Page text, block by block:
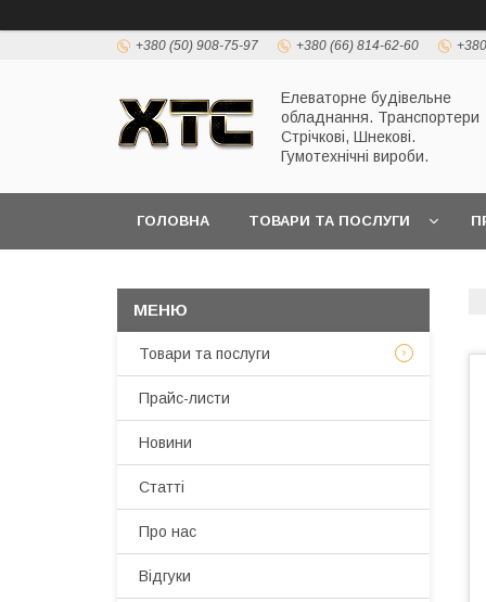
+380 (50) 908-75-97 +380 (66) 814-62-60
Елеваторне будівельне
обладнання. Транспортери
Стрічкові, Шнекові.
Гумотехнічні вироби.
ГОЛОВНА ТОВАРИ ТА ПОСЛУГИ
Товари та послуги
Прайс-листи
Новини
Статті
Про нас
Відгуки